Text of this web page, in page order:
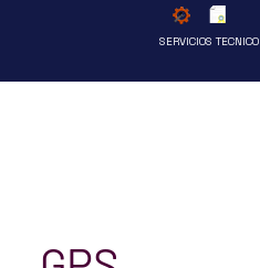
SERVICIOS TECNICO